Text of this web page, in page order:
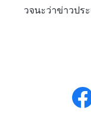
วจนะว่าข่าวปร